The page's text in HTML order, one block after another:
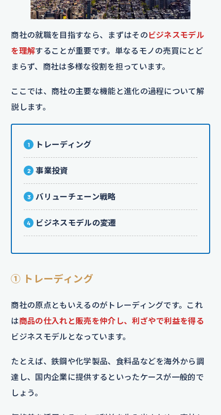
商社の就職を目指すなら、まずはそのビジネスモデル
を理解することが重要です。単なるモノの売買にとど
まらず、商社は多様な役割を担っています。
ここでは、商社の主要な機能と進化の過程について解
説します。
トレーディング
事業投資
バリューチェーン戦略
ビジネスモデルの変遷
① トレーディング
商社の原点ともいえるのがトレーディングです。これ
は商品の仕入れと販売を仲介し、利ざやで利益を得る
ビジネスモデルとなっています。
たとえば、鉄鋼や化学製品、食料品などを海外から調
達し、国内企業に提供するといったケースが一般的で
しょう。